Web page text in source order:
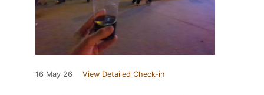
16 May 26 View Detailed Check-in